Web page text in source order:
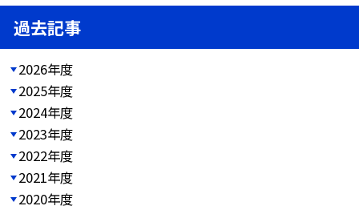
過去記事
2026年度
2025年度
2024年度
2023年度
2022年度
2021年度
2020年度